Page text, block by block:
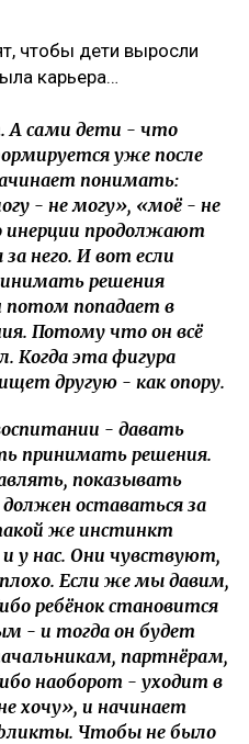
чтобы дети выросли
карьера…
А сами дети - что
уже после
понимать:
- не могу», «моё - не
инерции продолжают
него. И вот если
решения
потом попадает в
Потому что он всё
Когда эта фигура
другую - как опору.
- давать
принимать решения.
показывать
оставаться за
же инстинкт
и у нас. Они чувствуют,
Если же мы давим,
ребёнок становится
- и тогда он будет
партнёрам,
наоборот - уходит в
хочу», и начинает
Чтобы не было